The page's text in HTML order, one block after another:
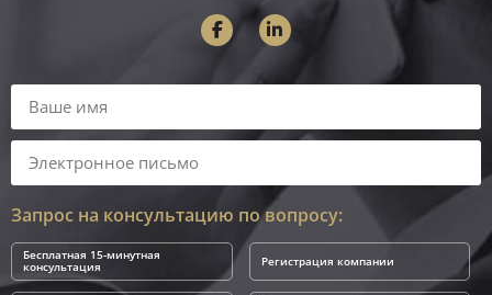
Запрос на консультацию по вопросу:
Бесплатная 15-минутная
консультация Регистрация компании